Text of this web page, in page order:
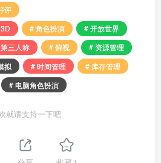
评
# 角色扮演
# 开放世界
三人称 # 俯视
# 资源管理
拟 # 时间管理
# 库存管理
# 电脑角色扮演
就请支持一下吧